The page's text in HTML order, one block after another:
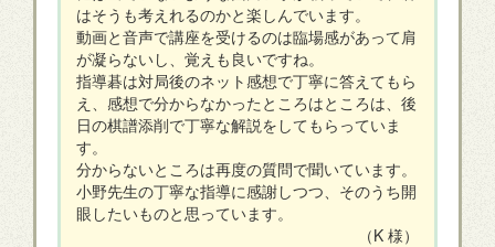
はそうも考えれるのかと楽しんでいます。
動画と音声で講座を受けるのは臨場感があって肩
が凝らないし、覚えも良いですね。
指導碁は対局後のネット感想で丁寧に答えてもら
え、感想で分からなかったところはところは、後
日の棋譜添削で丁寧な解説をしてもらっていま
す。
分からないところは再度の質問で聞いています。
小野先生の丁寧な指導に感謝しつつ、そのうち開
眼したいものと思っています。
（K 様）